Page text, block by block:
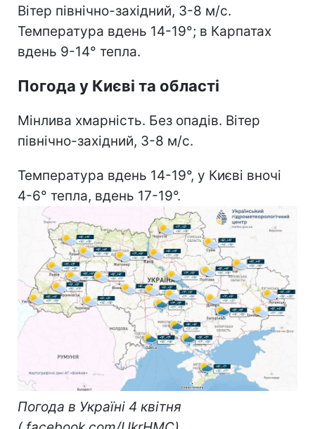
Вітер північно-західний, 3-8 м/с.
Температура вдень 14-19°; в Карпатах
вдень 9-14° тепла.
Погода у Києві та області
Мінлива хмарність. Без опадів. Вітер
північно-західний, 3-8 м/с.
Температура вдень 14-19°, у Києві вночі
4-6° тепла, вдень 17-19°.
Погода в Україні 4 квітня